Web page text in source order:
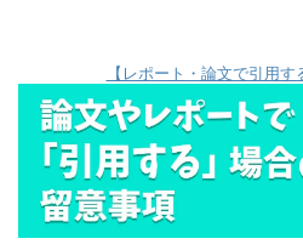
【レポート・論文で引用す